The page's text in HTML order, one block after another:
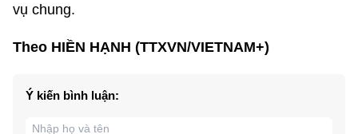
vụ chung.
Theo HIỀN HẠNH (TTXVN/VIETNAM+)
Ý kiến bình luận: